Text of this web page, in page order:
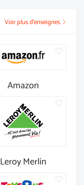
Voir plus d'enseignes
Amazon
Leroy Merlin